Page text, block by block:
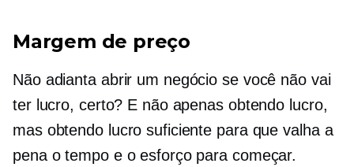
Margem de preço
Não adianta abrir um negócio se você não vai
ter lucro, certo? E não apenas obtendo lucro,
mas obtendo lucro suficiente para que valha a
pena o tempo e o esforço para começar.